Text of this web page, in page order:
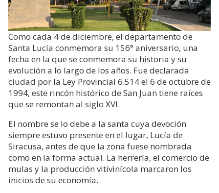
Como cada 4 de diciembre, el departamento de
Santa Lucía conmemora su 156° aniversario, una
fecha en la que se conmemora su historia y su
evolución a lo largo de los años. Fue declarada
ciudad por la Ley Provincial 6.514 el 6 de octubre de
1994, este rincón histórico de San Juan tiene raíces
que se remontan al siglo XVI.
El nombre se lo debe a la santa cuya devoción
siempre estuvo presente en el lugar, Lucía de
Siracusa, antes de que la zona fuese nombrada
como en la forma actual. La herrería, el comercio de
mulas y la producción vitivinícola marcaron los
inicios de su economía.